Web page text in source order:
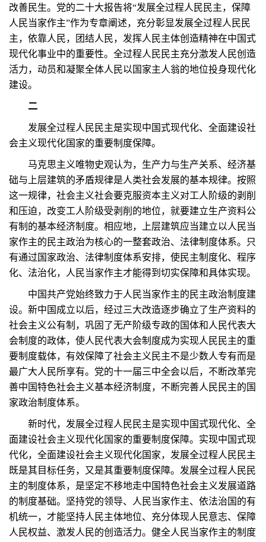
改善民生。党的二十大报告将“发展全过程人民民主，保障
人民当家作主”作为专章阐述，充分彰显发展全过程人民民
主，依靠人民，团结人民，发挥人民主体创造精神在中国式
现代化事业中的重要性。全过程人民民主充分激发人民创造
活力，动员和凝聚全体人民以国家主人翁的地位投身现代化
建设。
二
发展全过程人民民主是实现中国式现代化、全面建设社
会主义现代化国家的重要制度保障。
马克思主义唯物史观认为，生产力与生产关系、经济基
础与上层建筑的矛盾规律是人类社会发展的基本规律。按照
这一规律，社会主义社会要克服资本主义对工人阶级的剥削
和压迫，改变工人阶级受剥削的地位，就要建立生产资料公
有制的基本经济制度。相应地，上层建筑应当建立以人民当
家作主的民主政治为核心的一整套政治、法律制度体系。只
有通过国家政治、法律制度体系安排，使民主制度化、程序
化、法治化，人民当家作主才能得到切实保障和具体实现。
中国共产党始终致力于人民当家作主的民主政治制度建
设。新中国成立以后，经过三大改造逐步确立了生产资料的
社会主义公有制，巩固了无产阶级专政的国体和人民代表大
会制度的政体，使人民代表大会制度成为实现人民民主的重
要制度载体，有效保障了社会主义民主不是少数人专有而是
最广大人民所享有。党的十一届三中全会以后，不断改革完
善中国特色社会主义基本经济制度，不断完善人民民主的国
家政治制度体系。
新时代，发展全过程人民民主是实现中国式现代化、全
面建设社会主义现代化国家的重要制度保障。实现中国式现
代化，全面建设社会主义现代化国家，发展全过程人民民主
既是其目标任务，又是其重要制度保障。发展全过程人民民
主的制度体系，是坚定不移地走中国特色社会主义发展道路
的制度基础。坚持党的领导、人民当家作主、依法治国的有
机统一，才能坚持人民主体地位、充分体现人民意志、保障
人民权益、激发人民的创造活力。健全人民当家作主的制度